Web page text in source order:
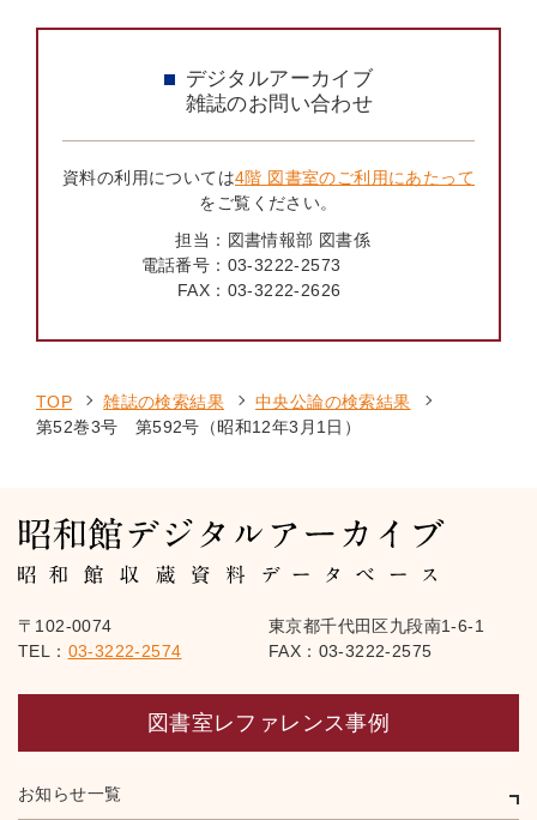
デジタルアーカイブ
雑誌のお問い合わせ
資料の利用については4階 図書室のご利用にあたって
をご覧ください。
担当： 図書情報部 図書係
電話番号： 03-3222-2573
FAX： 03-3222-2626
TOP 雑誌の検索結果
中央公論の検索結果
第52巻3号 第592号（昭和12年3月1日）
〒102-0074
東京都千代田区九段南1-6-1
TEL： 03-3222-2574 FAX：03-3222-2575
図書室レファレンス事例
お知らせ一覧